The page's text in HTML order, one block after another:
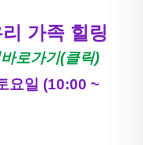
가족 힐링
로가기(클릭)
요일 (10:00 ~